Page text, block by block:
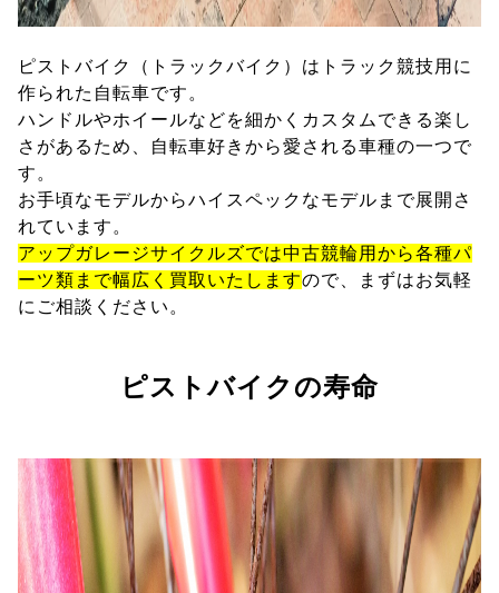
ピストバイク（トラックバイク）はトラック競技用に
作られた自転車です。
ハンドルやホイールなどを細かくカスタムできる楽し
さがあるため、自転車好きから愛される車種の一つで
す。
お手頃なモデルからハイスペックなモデルまで展開さ
れています。
アップガレージサイクルズでは中古競輪用から各種パ
ーツ類まで幅広く買取いたしますので、まずはお気軽
にご相談ください。
ピストバイクの寿命